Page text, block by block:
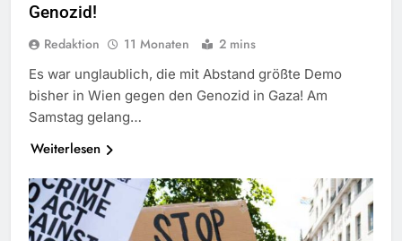
Genozid!
Redaktion 11 Monaten 2 mins
Es war unglaublich, die mit Abstand größte Demo
bisher in Wien gegen den Genozid in Gaza! Am
Samstag gelang…
Weiterlesen